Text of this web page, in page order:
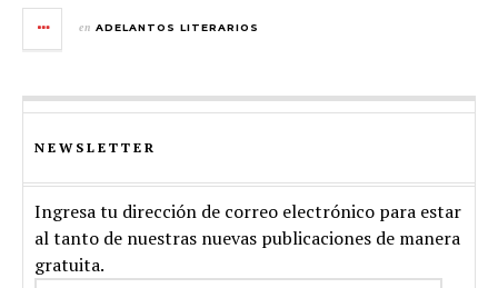
en ADELANTOS LITERARIOS
NEWSLETTER
Ingresa tu dirección de correo electrónico para estar
al tanto de nuestras nuevas publicaciones de manera
gratuita.